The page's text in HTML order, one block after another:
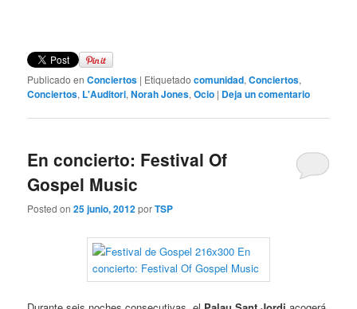
Publicado en Conciertos | Etiquetado comunidad,Conciertos,
Conciertos, L'Auditori,Norah Jones,Ocio | Deja un comentario
En concierto: Festival Of
Gospel Music
Posted on25 junio, 2012porTSP